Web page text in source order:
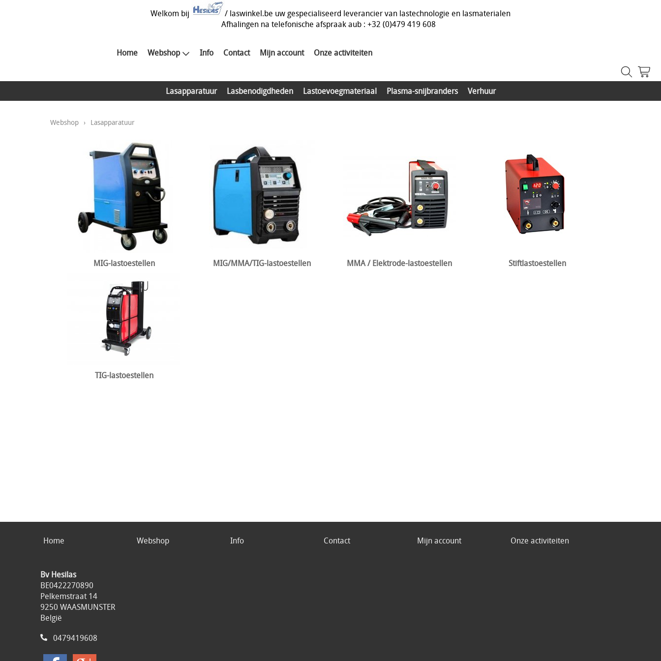
Welkom bij
/ laswinkel.be uw gespecialiseerd leverancier van lastechnologie en lasmaterialen
Afhalingen na telefonische afspraak aub : +32 (0)479 419 608
Home Webshop Info Contact Mijn account Onze activiteiten
Lasapparatuur Lasbenodigdheden Lastoevoegmateriaal Plasma-snijbranders Verhuur
Webshop › Lasapparatuur
MIG-lastoestellen MIG/MMA/TIG-lastoestellen MMA / Elektrode-lastoestellen Stiftlastoestellen
TIG-lastoestellen
Home Webshop Info Contact Mijn account Onze activiteiten
Bv Hesilas
BE0422270890
Pelkemstraat 14
9250 WAASMUNSTER
België
0479419608